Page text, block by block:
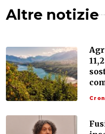
Altre notizie